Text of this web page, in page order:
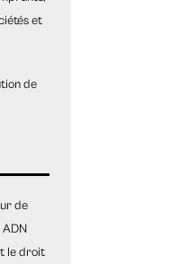
et
de
de
le droit